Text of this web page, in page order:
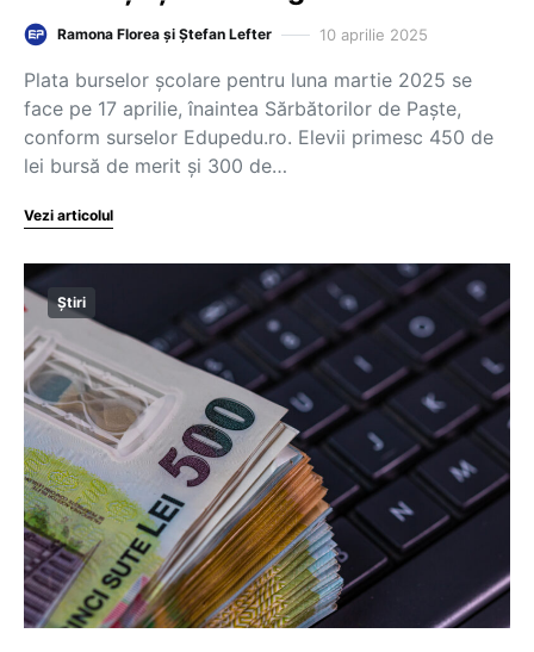
Ramona Florea și Ștefan Lefter 10 aprilie 2025
Plata burselor școlare pentru luna martie 2025 se
face pe 17 aprilie, înaintea Sărbătorilor de Paște,
conform surselor Edupedu.ro. Elevii primesc 450 de
lei bursă de merit și 300 de…
Vezi articolul
Știri